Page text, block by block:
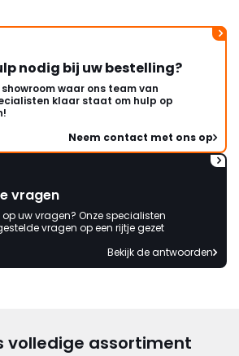
nodig bij uw bestelling?
waar ons team van
klaar staat om hulp op
Neem contact met ons op
vragen
uw vragen? Onze specialisten
vragen op een rijtje gezet
Bekijk de antwoorden
volledige assortiment